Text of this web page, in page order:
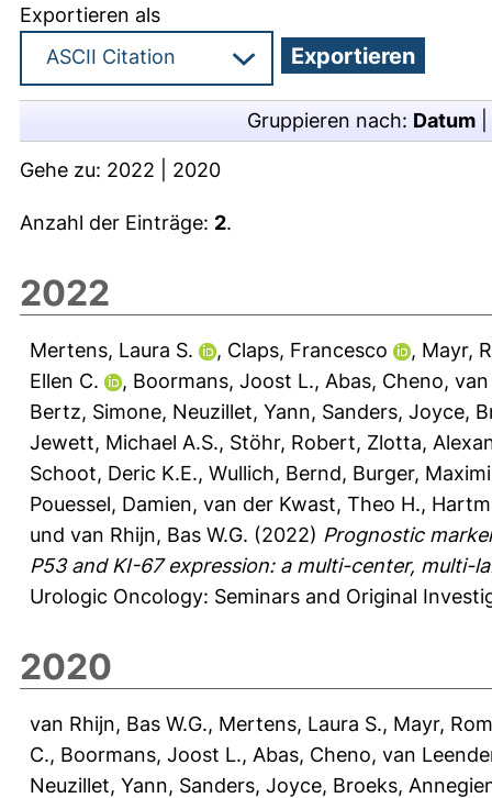
Exportieren als
Gruppieren nach: Datum
Gehe zu: 2022 2020
Anzahl der Einträge: 2.
2022
Mertens, Laura S. , Claps, Francesco , Mayr,
Ellen C.
, Boormans, Joost L., Abas, Cheno,
Bertz, Simone, Neuzillet, Yann, Sanders, Joyce,
Jewett, Michael A.S., Stöhr, Robert, Zlotta,
Schoot, Deric K.E., Wullich, Bernd, Burger,
Pouessel, Damien, van der Kwast, Theo H.,
und van Rhijn, Bas W.G. (2022) Prognostic
P53 and KI-67 expression: a multi-center, multi-
Urologic Oncology: Seminars and Original
2020
van Rhijn, Bas W.G., Mertens, Laura S., Mayr,
C., Boormans, Joost L., Abas, Cheno, van
Neuzillet, Yann, Sanders, Joyce, Broeks,